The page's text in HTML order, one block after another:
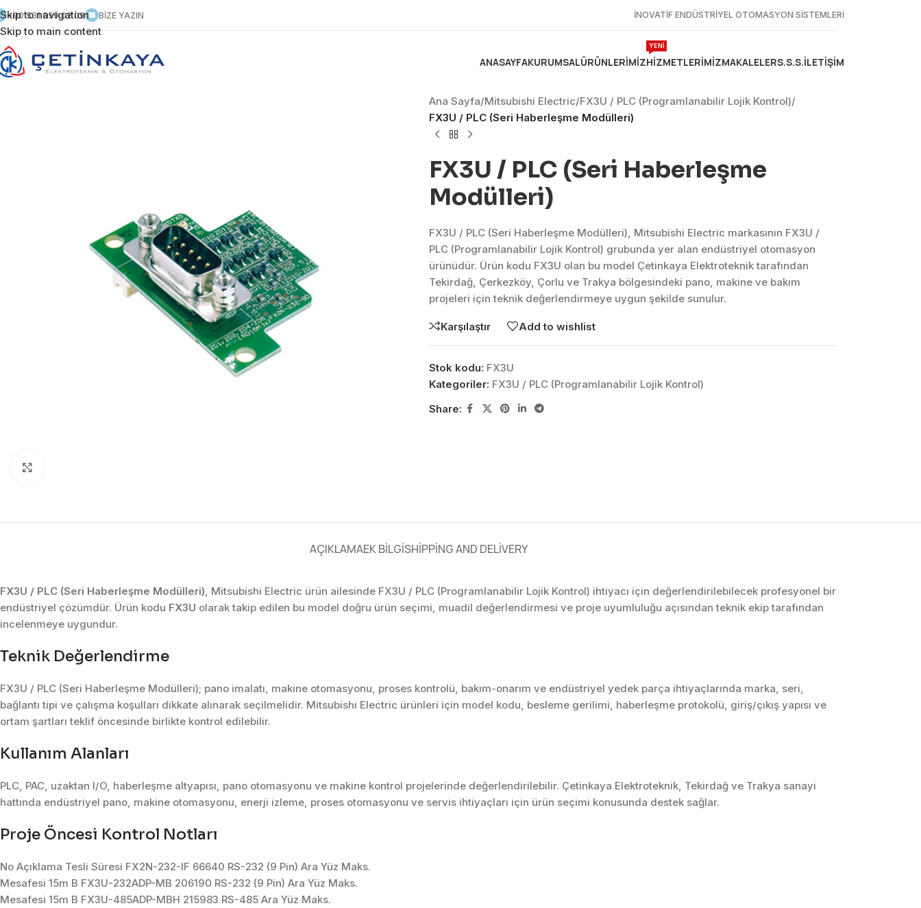
Skip to navigation
Skip to main content
+90 531 959 02 09 BİZE YAZIN İNOVATİF ENDÜSTRİYEL OTOMASYON SİSTEMLERİ
ANASAYFAKURUMSALÜRÜNLERIMIZHIZMETLERIMIZ
YENİ
Makine Otomasyonu
Proses Otomasyonu
Robotik ve Hareket
MAKALELERS.S.S.İLETIŞIM
Ana Sayfa/Mitsubishi Electric/FX3U / PLC (Programlanabilir Lojik Kontrol)/
FX3U / PLC (Seri Haberleşme Modülleri)
FX3U / PLC (Seri Haberleşme
Modülleri)
FX3U / PLC (Seri Haberleşme Modülleri), Mitsubishi Electric markasının FX3U /
PLC (Programlanabilir Lojik Kontrol) grubunda yer alan endüstriyel otomasyon
ürünüdür. Ürün kodu FX3U olan bu model Çetinkaya Elektroteknik tarafından
Tekirdağ, Çerkezköy, Çorlu ve Trakya bölgesindeki pano, makine ve bakım
projeleri için teknik değerlendirmeye uygun şekilde sunulur.
Karşılaştır Add to wishlist
Stok kodu: FX3U
Kategoriler: FX3U / PLC (Programlanabilir Lojik Kontrol)
Share:
AÇIKLAMAEK BILGISHIPPING AND DELIVERY
FX3U / PLC (Seri Haberleşme Modülleri), Mitsubishi Electric ürün ailesinde FX3U / PLC (Programlanabilir Lojik Kontrol) ihtiyacı için değerlendirilebilecek profesyonel bir
endüstriyel çözümdür. Ürün kodu FX3U olarak takip edilen bu model doğru ürün seçimi, muadil değerlendirmesi ve proje uyumluluğu açısından teknik ekip tarafından
incelenmeye uygundur.
Teknik Değerlendirme
FX3U / PLC (Seri Haberleşme Modülleri); pano imalatı, makine otomasyonu, proses kontrolü, bakım-onarım ve endüstriyel yedek parça ihtiyaçlarında marka, seri,
bağlantı tipi ve çalışma koşulları dikkate alınarak seçilmelidir. Mitsubishi Electric ürünleri için model kodu, besleme gerilimi, haberleşme protokolü, giriş/çıkış yapısı ve
ortam şartları teklif öncesinde birlikte kontrol edilebilir.
Kullanım Alanları
PLC, PAC, uzaktan I/O, haberleşme altyapısı, pano otomasyonu ve makine kontrol projelerinde değerlendirilebilir. Çetinkaya Elektroteknik, Tekirdağ ve Trakya sanayi
hattında endüstriyel pano, makine otomasyonu, enerji izleme, proses otomasyonu ve servis ihtiyaçları için ürün seçimi konusunda destek sağlar.
Proje Öncesi Kontrol Notları
No Açıklama Tesli Süresi FX2N-232-IF 66640 RS-232 (9 Pin) Ara Yüz Maks.
Mesafesi 15m B FX3U-232ADP-MB 206190 RS-232 (9 Pin) Ara Yüz Maks.
Mesafesi 15m B FX3U-485ADP-MBH 215983 RS-485 Ara Yüz Maks.